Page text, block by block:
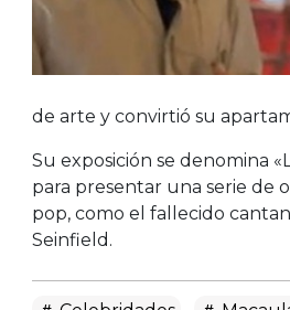
de arte y convirtió su
Su exposición se denomina
para presentar una serie de
pop, como el fallecido
Seinfield.